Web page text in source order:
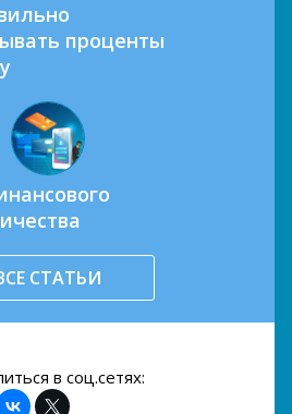
проценты
СТАТЬИ
в соц.сетях: